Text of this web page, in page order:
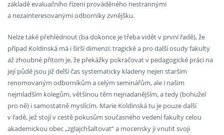
základě evaluačního řízení prováděného nestrannými
a nezainteresovanými odborníky zvnějšku.
Nelze také přehlédnout (ba dokonce je třeba vidět v první řadě), že
případ Koldinská má i širší dimenzi: tragické a pro další osudy fakulty
až zhoubné přitom je, že překážky pokračovat v pedagogické práci na
její půdě jsou již delší čas systematicky kladeny nejen starším
renomovaným odborníkům a celým seminářům, ale i našim
nejmladším kolegům, většinou těm nejnadanějším, a tedy (bohužel
pro ně) i samostatně myslícím. Marie Koldinská tu je pouze další
v řadě, jež stojí v cestě pokusům současného vedení fakulty celou
akademickou obec „zglajchšaltovat“ a mocensky ji vnutit svoji